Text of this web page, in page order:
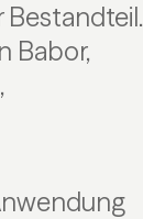
Bestandteil.
Babor,